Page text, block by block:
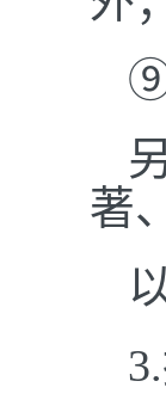
⑨
著
3.